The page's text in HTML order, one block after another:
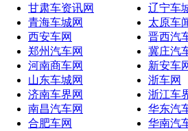
甘肃车资讯网
青海车城网
西安车网
郑州汽车网
河南商车网
山东车城网
济南车界网
南昌汽车网
合肥车网
辽宁车
太原车
晋西汽
冀庄汽
新安车
浙车网
浙江车
华东汽
华南汽